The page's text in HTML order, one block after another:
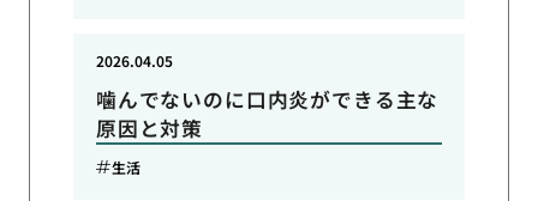
噛んでないのに口内炎ができる主な
原因と対策
2026.04.05
生活